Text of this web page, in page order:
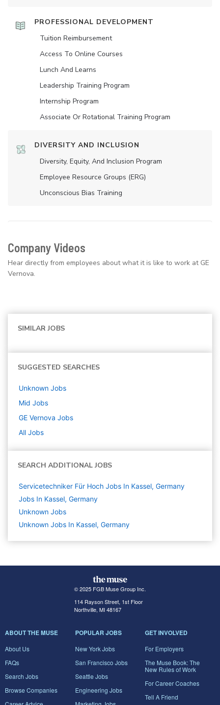
PROFESSIONAL DEVELOPMENT
Tuition Reimbursement
Access To Online Courses
Lunch And Learns
Leadership Training Program
Internship Program
Associate Or Rotational Training Program
DIVERSITY AND INCLUSION
Diversity, Equity, And Inclusion Program
Employee Resource Groups (ERG)
Unconscious Bias Training
Company Videos
Hear directly from employees about what it is like to work at GE
Vernova.
SIMILAR JOBS
SUGGESTED SEARCHES
Unknown Jobs
Mid Jobs
GE Vernova Jobs
All Jobs
SEARCH ADDITIONAL JOBS
Servicetechniker Für Hoch Jobs In Kassel, Germany
Jobs In Kassel, Germany
Unknown Jobs
Unknown Jobs In Kassel, Germany
© 2025 FGB Muse Group Inc.
114 Rayson Street, 1st Floor
Northville, MI 48167
ABOUT THE MUSE
About Us
FAQs
Search Jobs
Browse Companies
POPULAR JOBS
New York Jobs
San Francisco Jobs
Seattle Jobs
Engineering Jobs
GET INVOLVED
For Employers
The Muse Book: The
New Rules of Work
For Career Coaches
Tell A Friend